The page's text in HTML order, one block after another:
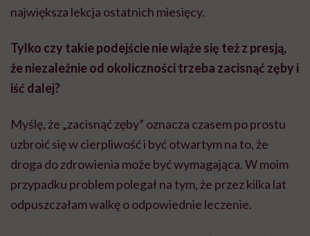
największa lekcja ostatnich miesięcy.
Tylko czy takie podejście nie wiąże się też z presją,
że niezależnie od okoliczności trzeba zacisnąć zęby i
iść dalej?
Myślę, że „zacisnąć zęby” oznacza czasem po prostu
uzbroić się w cierpliwość i być otwartym na to, że
droga do zdrowienia może być wymagająca. W moim
przypadku problem polegał na tym, że przez kilka lat
odpuszczałam walkę o odpowiednie leczenie.